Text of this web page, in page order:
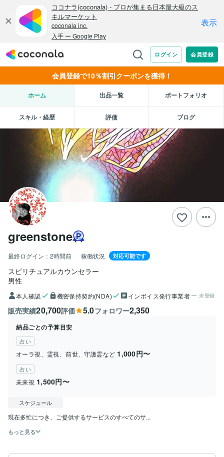
会員登録で10％割引クーポンを獲得！
ホーム 出品一覧 ポートフォリオ
スキル・経歴 評価 ブログ
greenstone
最終ログイン： 2時間前 稼働状況 対応可能です
スピリチュアルカウンセラー
男性
本人確認 機密保持契約(NDA) インボイス発行事業者 未登録
販売実績20,700評価 5.0フォロワー2,350
納品ごとの予算目安
占い
オーラ視、霊視、前世、守護霊など 1,000円〜
占い
未来視 1,500円〜
スケジュール
現在多忙につき、ご提供するサービスのすべてのサ...
もっと見る